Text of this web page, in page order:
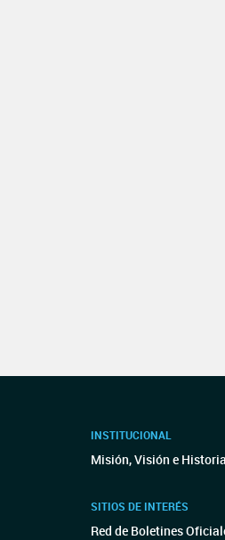
INSTITUCIONAL
Misión, Visión e Historia
SITIOS DE INTERÉS
Red de Boletines